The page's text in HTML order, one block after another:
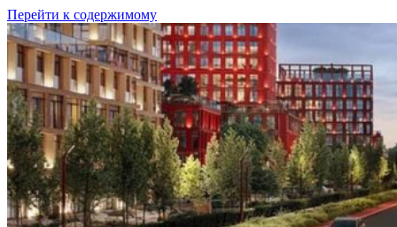
Перейти к содержимому